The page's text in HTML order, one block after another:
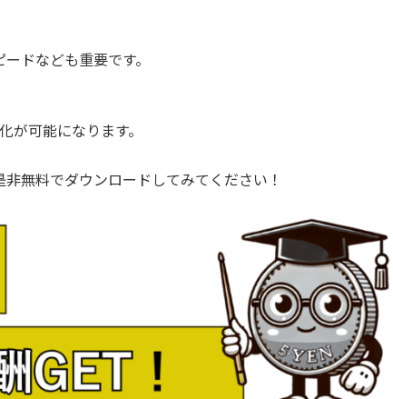
ドなども重要です。
可能になります。
無料でダウンロードしてみてください！